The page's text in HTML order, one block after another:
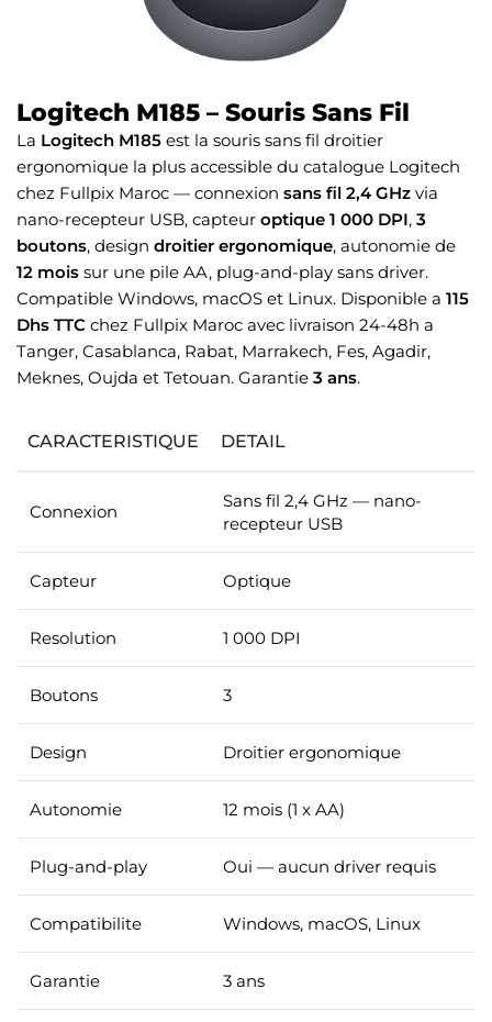
Logitech M185 – Souris Sans Fil
La Logitech M185 est la souris sans fil droitier
ergonomique la plus accessible du catalogue Logitech
chez Fullpix Maroc — connexion sans fil 2,4 GHz via
nano-recepteur USB, capteur optique 1 000 DPI, 3
boutons, design droitier ergonomique, autonomie de
12 mois sur une pile AA, plug-and-play sans driver.
Compatible Windows, macOS et Linux. Disponible a 115
Dhs TTC chez Fullpix Maroc avec livraison 24-48h a
Tanger, Casablanca, Rabat, Marrakech, Fes, Agadir,
Meknes, Oujda et Tetouan. Garantie 3 ans.
CARACTERISTIQUE DETAIL
Connexion
Sans fil 2,4 GHz — nano-
recepteur USB
Capteur Optique
Resolution 1 000 DPI
Boutons 3
Design Droitier ergonomique
Autonomie 12 mois (1 x AA)
Plug-and-play Oui — aucun driver requis
Compatibilite Windows, macOS, Linux
Garantie 3 ans